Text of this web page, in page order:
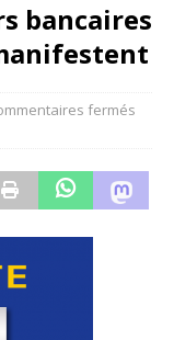
bancaires
fermés